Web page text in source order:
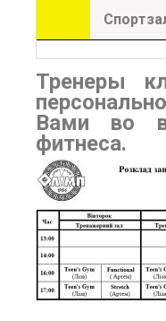
Тренеры
Вами во
фитнеса.